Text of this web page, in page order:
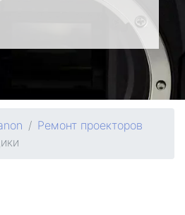
Ремонт проекторов